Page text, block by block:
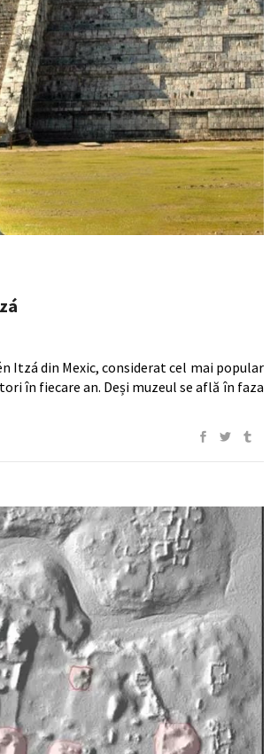
Itzá din Mexic, considerat cel mai popular
în fiecare an. Deși muzeul se află în faza